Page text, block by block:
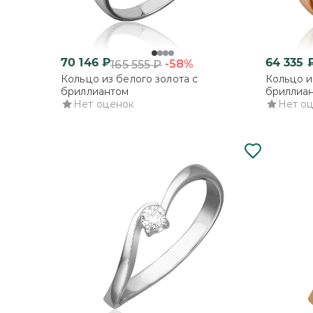
70 146₽165 555₽ -58%
Кольцо из белого золота с
бриллиантом
Нет оценок
64 335
Кольцо
Нет